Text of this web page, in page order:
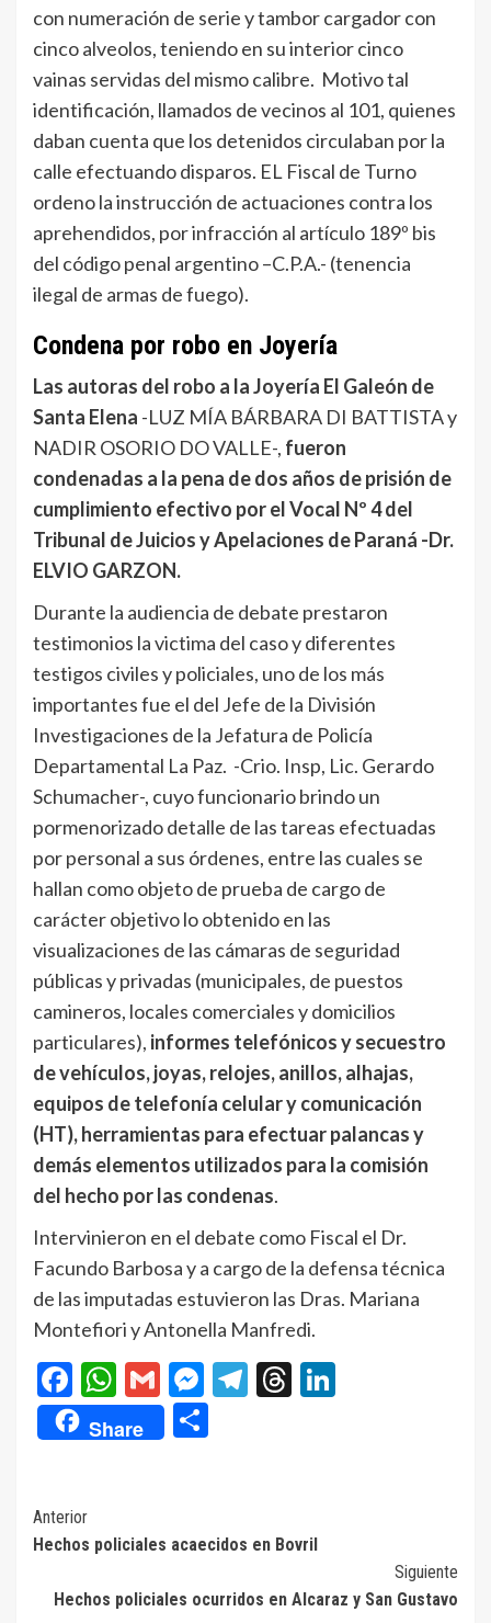
con numeración de serie y tambor cargador con
cinco alveolos, teniendo en su interior cinco
vainas servidas del mismo calibre. Motivo tal
identificación, llamados de vecinos al 101, quienes
daban cuenta que los detenidos circulaban por la
calle efectuando disparos. EL Fiscal de Turno
ordeno la instrucción de actuaciones contra los
aprehendidos, por infracción al artículo 189º bis
del código penal argentino –C.P.A.- (tenencia
ilegal de armas de fuego).
Condena por robo en Joyería
Las autoras del robo a la Joyería El Galeón de
Santa Elena -LUZ MÍA BÁRBARA DI BATTISTA y
NADIR OSORIO DO VALLE-, fueron
condenadas a la pena de dos años de prisión de
cumplimiento efectivo por el Vocal Nº 4 del
Tribunal de Juicios y Apelaciones de Paraná -Dr.
ELVIO GARZON.
Durante la audiencia de debate prestaron
testimonios la victima del caso y diferentes
testigos civiles y policiales, uno de los más
importantes fue el del Jefe de la División
Investigaciones de la Jefatura de Policía
Departamental La Paz. -Crio. Insp, Lic. Gerardo
Schumacher-, cuyo funcionario brindo un
pormenorizado detalle de las tareas efectuadas
por personal a sus órdenes, entre las cuales se
hallan como objeto de prueba de cargo de
carácter objetivo lo obtenido en las
visualizaciones de las cámaras de seguridad
públicas y privadas (municipales, de puestos
camineros, locales comerciales y domicilios
particulares), informes telefónicos y secuestro
de vehículos, joyas, relojes, anillos, alhajas,
equipos de telefonía celular y comunicación
(HT), herramientas para efectuar palancas y
demás elementos utilizados para la comisión
del hecho por las condenas.
Intervinieron en el debate como Fiscal el Dr.
Facundo Barbosa y a cargo de la defensa técnica
de las imputadas estuvieron las Dras. Mariana
Montefiori y Antonella Manfredi.
Facebook
WhatsApp
GmailMessenger
Telegram
Threads
Share
Navegación
de
entradas
Anterior
Hechos policiales acaecidos en Bovril
Siguiente
Hechos policiales ocurridos en Alcaraz y San Gustavo